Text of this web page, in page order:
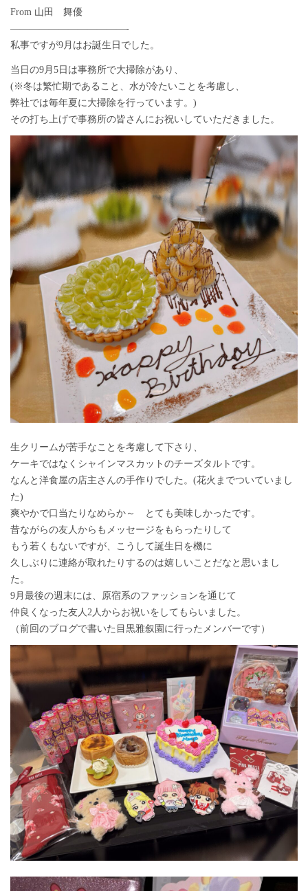
From 山田 舞優
————————————-
私事ですが9月はお誕生日でした。
当日の9月5日は事務所で大掃除があり、
(※冬は繁忙期であること、水が冷たいことを考慮し、
弊社では毎年夏に大掃除を行っています。)
その打ち上げで事務所の皆さんにお祝いしていただきました。
生クリームが苦手なことを考慮して下さり、
ケーキではなくシャインマスカットのチーズタルトです。
なんと洋食屋の店主さんの手作りでした。(花火までついていまし
た)
爽やかで口当たりなめらか～ とても美味しかったです。
昔ながらの友人からもメッセージをもらったりして
もう若くもないですが、こうして誕生日を機に
久しぶりに連絡が取れたりするのは嬉しいことだなと思いまし
た。
9月最後の週末には、原宿系のファッションを通じて
仲良くなった友人2人からお祝いをしてもらいました。
（前回のブログで書いた目黒雅叙園に行ったメンバーです）